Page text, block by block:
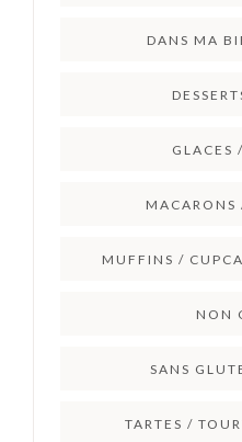
DANS MA
GLACES
MACARONS
MUFFINS /
NON
SANS
TARTES /